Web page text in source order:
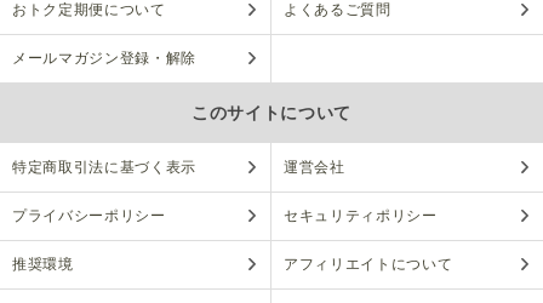
おトク定期便について よくあるご質問
メールマガジン登録・解除
このサイトについて
特定商取引法に基づく表示 運営会社
プライバシーポリシー セキュリティポリシー
推奨環境 アフィリエイトについて